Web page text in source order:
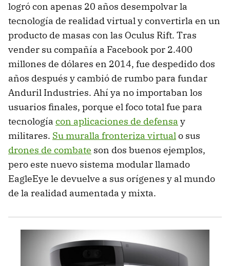
logró con apenas 20 años desempolvar la
tecnología de realidad virtual y convertirla en un
producto de masas con las Oculus Rift. Tras
vender su compañía a Facebook por 2.400
millones de dólares en 2014, fue despedido dos
años después y cambió de rumbo para fundar
Anduril Industries. Ahí ya no importaban los
usuarios finales, porque el foco total fue para
tecnología con aplicaciones de defensa y
militares. Su muralla fronteriza virtualo sus
drones de combate son dos buenos ejemplos,
pero este nuevo sistema modular llamado
EagleEye le devuelve a sus orígenes y al mundo
de la realidad aumentada y mixta.